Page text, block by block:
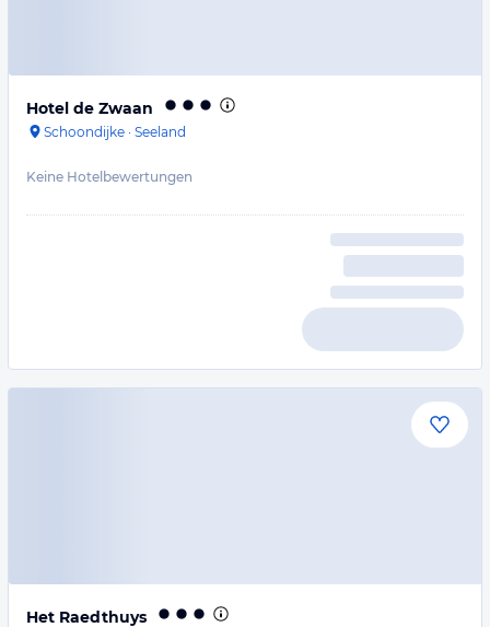
Hotel de Zwaan
Schoondijke · Seeland
Keine Hotelbewertungen
Het Raedthuys